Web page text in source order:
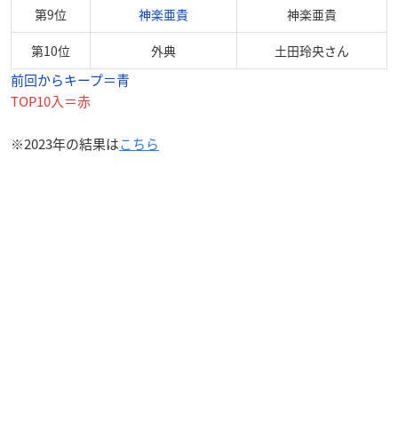
第9位 神楽亜貴 神楽亜貴
第10位 外典 土田玲央さん
前回からキープ＝青
TOP10入＝赤
※2023年の結果はこちら